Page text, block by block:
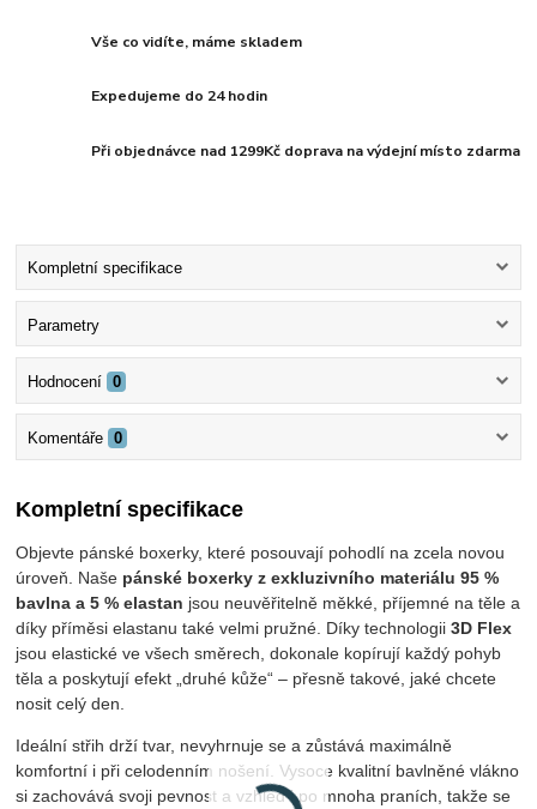
Vše co vidíte, máme skladem
Expedujeme do 24 hodin
Při objednávce nad 1299Kč doprava na výdejní místo zdarma
Kompletní specifikace
Parametry
Hodnocení 0
Komentáře 0
Kompletní specifikace
Objevte pánské boxerky, které posouvají pohodlí na zcela novou
úroveň. Naše pánské boxerky z exkluzivního materiálu 95 %
bavlna a 5 % elastan jsou neuvěřitelně měkké, příjemné na těle a
díky příměsi elastanu také velmi pružné. Díky technologii3D Flex
jsou elastické ve všech směrech, dokonale kopírují každý pohyb
těla a poskytují efekt „druhé kůže“ – přesně takové, jaké chcete
nosit celý den.
Ideální střih drží tvar, nevyhrnuje se a zůstává maximálně
komfortní i při celodenním nošení. Vysoce kvalitní bavlněné vlákno
si zachovává svoji pevnost a vzhled i po mnoha praních, takže se